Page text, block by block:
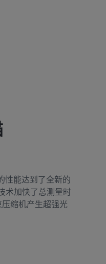
性能达到了全新的
术加快了总测量时
缩机产生超强光